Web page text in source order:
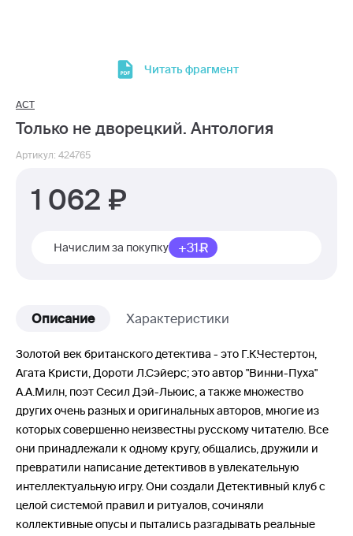
Читать фрагмент
АСТ
Только не дворецкий. Антология
Артикул: 424765
1 062
Начислим за покупку +31
Описание Характеристики
Золотой век британского детектива - это Г.К.Честертон,
Агата Кристи, Дороти Л.Сэйерс; это автор "Винни-Пуха"
А.А.Милн, поэт Сесил Дэй-Льюис, а также множество
других очень разных и оригинальных авторов, многие из
которых совершенно неизвестны русскому читателю. Все
они принадлежали к одному кругу, общались, дружили и
превратили написание детективов в увлекательную
интеллектуальную игру. Они создали Детективный клуб с
целой системой правил и ритуалов, сочиняли
коллективные опусы и пытались разгадывать реальные